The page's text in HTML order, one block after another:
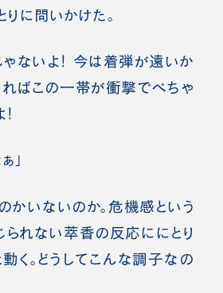
に問いかけた。
ゃないよ！ 今は着弾が遠いか
ればこの一帯が衝撃でぺちゃ
」
いないのか。危機感という
られない萃香の反応ににとり
く。どうしてこんな調子なの